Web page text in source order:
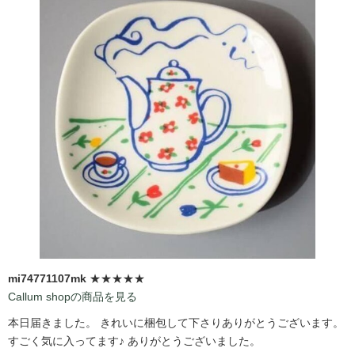
mi74771107mk ★★★★★
Callum shopの商品を見る
本日届きました。 きれいに梱包して下さりありがとうございます。
すごく気に入ってます♪ ありがとうございました。